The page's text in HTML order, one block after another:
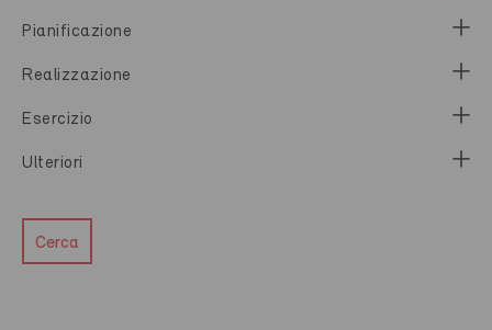
Pianificazione
Realizzazione
Esercizio
Ulteriori
Cerca